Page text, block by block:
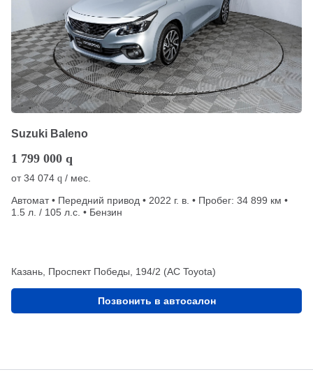
Suzuki Baleno
1 799 000 q
от34 074 q / мес.
Автомат • Передний привод • 2022 г. в. • Пробег: 34 899 км •
1.5 л. / 105 л.с. • Бензин
Казань, Проспект Победы, 194/2 (АС Toyota)
Позвонить в автосалон